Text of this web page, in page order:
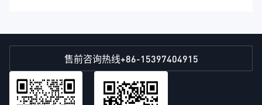
售前咨询热线+86-15397404915